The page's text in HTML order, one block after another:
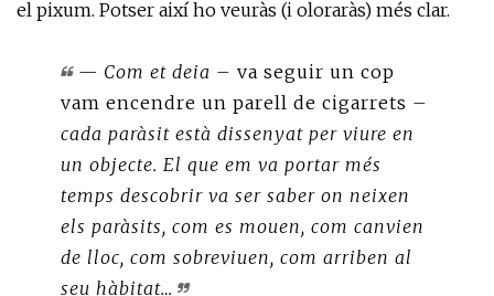
el pixum. Potser així ho veuràs (i oloraràs) més clar.
— Com et deia – va seguir un cop
vam encendre un parell de cigarrets –
cada paràsit està dissenyat per viure en
un objecte. El que em va portar més
temps descobrir va ser saber on neixen
els paràsits, com es mouen, com canvien
de lloc, com sobreviuen, com arriben al
seu hàbitat…